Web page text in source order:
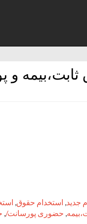
و
جدید, استخدام حقوق,
, حضوری پورسانت/,